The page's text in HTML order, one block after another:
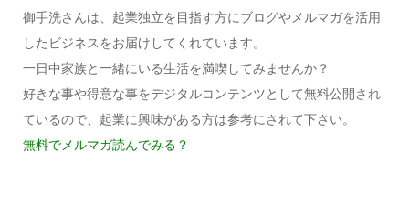
御手洗さんは、起業独立を目指す方にブログやメルマガを活用
したビジネスをお届けしてくれています。
一日中家族と一緒にいる生活を満喫してみませんか？
好きな事や得意な事をデジタルコンテンツとして無料公開され
ているので、起業に興味がある方は参考にされて下さい。
無料でメルマガ読んでみる？